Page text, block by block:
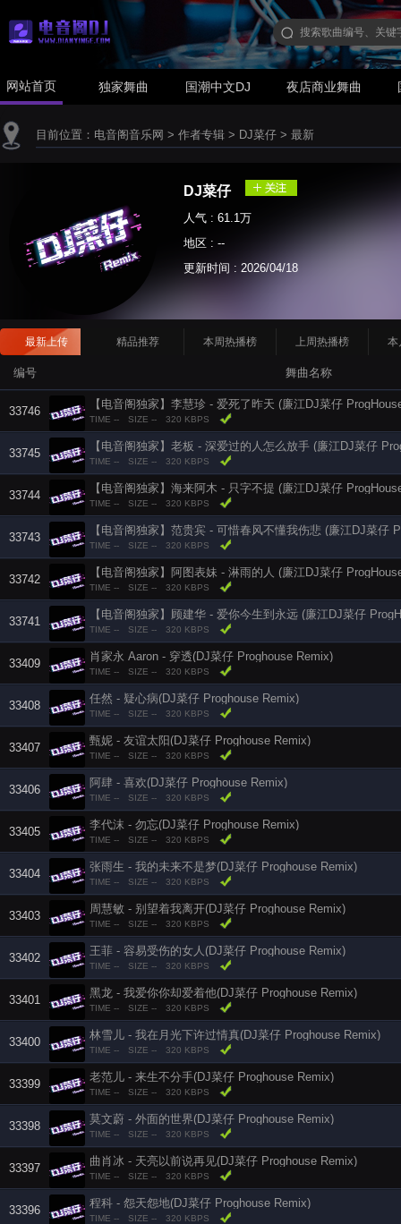
网站首页 独家舞曲 国潮中文DJ 夜店商业舞曲
目前位置： 电音阁音乐网 > 作者专辑 > DJ菜仔 > 最新
DJ菜仔
人气 : 61.1万
地区 : --
更新时间 : 2026/04/18
最新上传 精品推荐 本周热播榜 上周热播榜 本
编号 舞曲名称
33746
【电音阁独家】李慧珍 - 爱死了昨天 (廉江DJ菜仔
TIME -- SIZE -- 320 KBPS
33745
【电音阁独家】老板 - 深爱过的人怎么放手 (廉江DJ菜仔
TIME -- SIZE -- 320 KBPS
33744
【电音阁独家】海来阿木 - 只字不提 (廉江DJ菜仔
TIME -- SIZE -- 320 KBPS
33743
TIME -- SIZE -- 320 KBPS
33742
【电音阁独家】阿图表妹 - 淋雨的人 (廉江DJ菜仔
TIME -- SIZE -- 320 KBPS
33741
【电音阁独家】顾建华 - 爱你今生到永远 (廉江DJ菜仔
TIME -- SIZE -- 320 KBPS
33409
肖家永 Aaron - 穿透(DJ菜仔 Proghouse Remix)
TIME -- SIZE -- 320 KBPS
33408
任然 - 疑心病(DJ菜仔 Proghouse Remix)
TIME -- SIZE -- 320 KBPS
33407
甄妮 - 友谊太阳(DJ菜仔 Proghouse Remix)
TIME -- SIZE -- 320 KBPS
33406
阿肆 - 喜欢(DJ菜仔 Proghouse Remix)
TIME -- SIZE -- 320 KBPS
33405
李代沫 - 勿忘(DJ菜仔 Proghouse Remix)
TIME -- SIZE -- 320 KBPS
33404
张雨生 - 我的未来不是梦(DJ菜仔 Proghouse Remix)
TIME -- SIZE -- 320 KBPS
33403
周慧敏 - 别望着我离开(DJ菜仔 Proghouse Remix)
TIME -- SIZE -- 320 KBPS
33402
王菲 - 容易受伤的女人(DJ菜仔 Proghouse Remix)
TIME -- SIZE -- 320 KBPS
33401
黑龙 - 我爱你你却爱着他(DJ菜仔 Proghouse Remix)
TIME -- SIZE -- 320 KBPS
33400
林雪儿 - 我在月光下许过情真(DJ菜仔 Proghouse Remix)
TIME -- SIZE -- 320 KBPS
33399
老范儿 - 来生不分手(DJ菜仔 Proghouse Remix)
TIME -- SIZE -- 320 KBPS
33398
莫文蔚 - 外面的世界(DJ菜仔 Proghouse Remix)
TIME -- SIZE -- 320 KBPS
33397
曲肖冰 - 天亮以前说再见(DJ菜仔 Proghouse Remix)
TIME -- SIZE -- 320 KBPS
33396
程科 - 怨天怨地(DJ菜仔 Proghouse Remix)
TIME -- SIZE -- 320 KBPS